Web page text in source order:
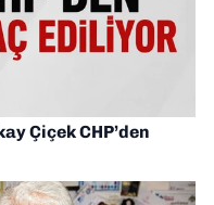
Çiçek CHP’den